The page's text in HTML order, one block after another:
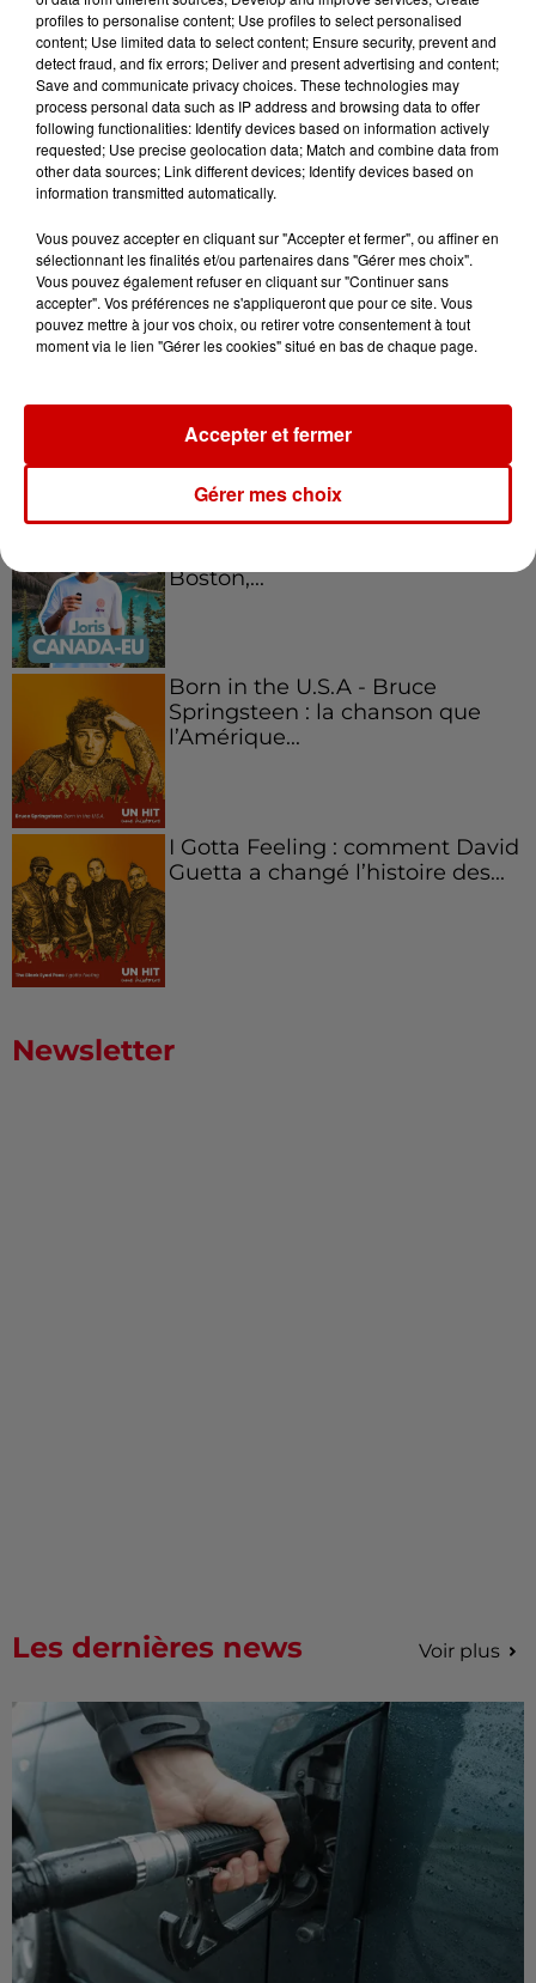
Destination Vacances : inscrivez-
vous !
Podcasts Voir plus
Aménager un school bus au
Boston,...
Born in the U.S.A - Bruce
Springsteen : la chanson que
l’Amérique...
I Gotta Feeling : comment David
Guetta a changé l’histoire des...
Newsletter
Les dernières news Voir plus
profiles to personalise content; Use profiles to select personalised
content; Use limited data to select content; Ensure security, prevent and
detect fraud, and fix errors; Deliver and present advertising and content;
Save and communicate privacy choices. These technologies may
process personal data such as IP address and browsing data to offer
following functionalities: Identify devices based on information actively
requested; Use precise geolocation data; Match and combine data from
other data sources; Link different devices; Identify devices based on
information transmitted automatically.
Vous pouvez accepter en cliquant sur "Accepter et fermer", ou affiner en
sélectionnant les finalités et/ou partenaires dans "Gérer mes choix".
Vous pouvez également refuser en cliquant sur "Continuer sans
accepter". Vos préférences ne s'appliqueront que pour ce site. Vous
pouvez mettre à jour vos choix, ou retirer votre consentement à tout
moment via le lien "Gérer les cookies" situé en bas de chaque page.
Gérer mes choix
Accepter et fermer